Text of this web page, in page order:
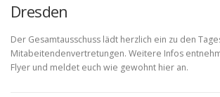
Dresden
Der Gesamtausschuss lädt herzlich ein zu den
Mitabeitendenvertretungen. Weitere Infos
Flyer und meldet euch wie gewohnt hier an.